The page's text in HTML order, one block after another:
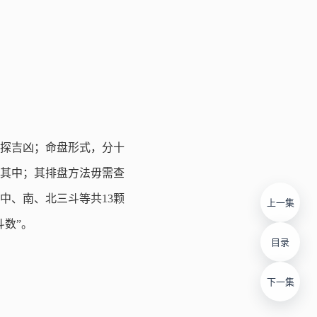
上一集
目录
下一集
吉凶；命盘形式，分十
中；其排盘方法毋需查
、南、北三斗等共13颗
”。